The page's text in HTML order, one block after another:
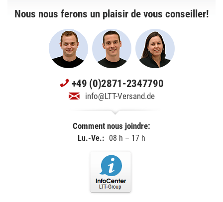
Nous nous ferons un plaisir de vous conseiller!
+49 (0)2871-2347790
info@LTT-Versand.de
Comment nous joindre:
Lu.-Ve.: 08 h – 17 h